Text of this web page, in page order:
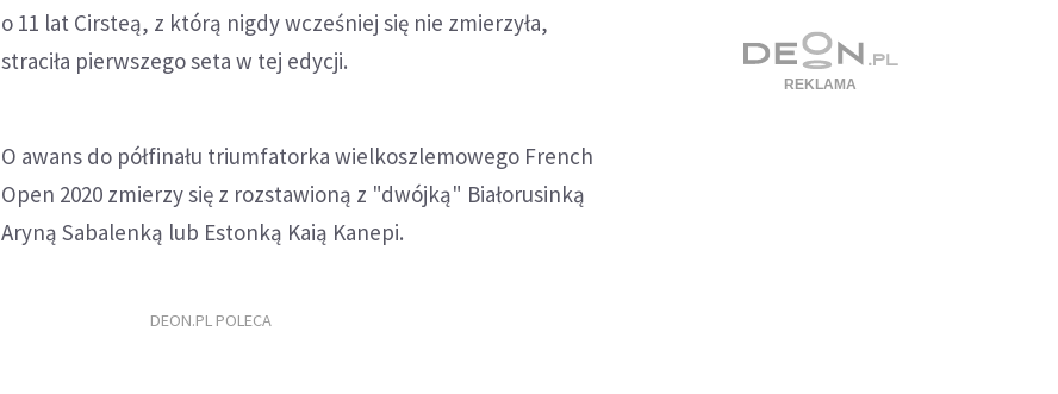
o 11 lat Cirsteą, z którą nigdy wcześniej się nie zmierzyła,
straciła pierwszego seta w tej edycji.
O awans do półfinału triumfatorka wielkoszlemowego French
Open 2020 zmierzy się z rozstawioną z "dwójką" Białorusinką
Aryną Sabalenką lub Estonką Kaią Kanepi.
DEON.PL POLECA